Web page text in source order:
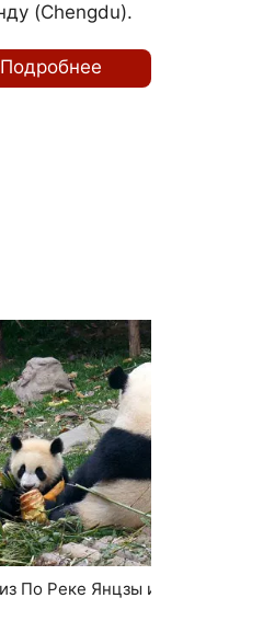
(Chengdu).
Подробнее
По Реке Янцзы и Панды